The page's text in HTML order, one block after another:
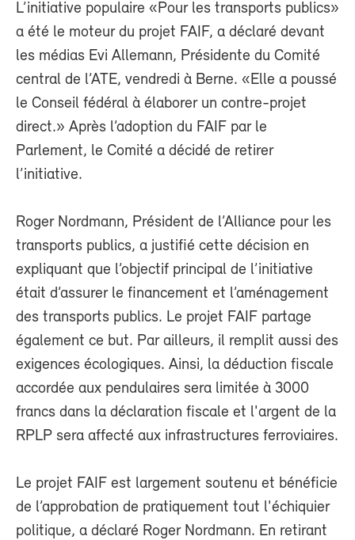
L’initiative populaire «Pour les transports publics»
a été le moteur du projet FAIF, a déclaré devant
les médias Evi Allemann, Présidente du Comité
central de l’ATE, vendredi à Berne. «Elle a poussé
le Conseil fédéral à élaborer un contre-projet
direct.» Après l’adoption du FAIF par le
Parlement, le Comité a décidé de retirer
l’initiative.
Roger Nordmann, Président de l’Alliance pour les
transports publics, a justifié cette décision en
expliquant que l’objectif principal de l’initiative
était d’assurer le financement et l’aménagement
des transports publics. Le projet FAIF partage
également ce but. Par ailleurs, il remplit aussi des
exigences écologiques. Ainsi, la déduction fiscale
accordée aux pendulaires sera limitée à 3000
francs dans la déclaration fiscale et l'argent de la
RPLP sera affecté aux infrastructures ferroviaires.
Le projet FAIF est largement soutenu et bénéficie
de l’approbation de pratiquement tout l'échiquier
politique, a déclaré Roger Nordmann. En retirant